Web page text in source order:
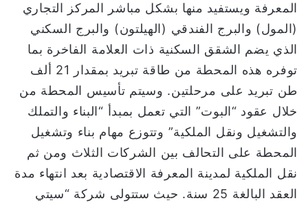
المعرفة ويستفيد منها بشكل مباشر المركز التجاري
(المول) والبرج الفندقي (الهيلتون) والبرج السكني
الذي يضم الشقق السكنية ذات العلامة الفاخرة بما
توفره هذه المحطة من طاقة تبريد بمقدار 21 ألف
طن تبريد على مرحلتين. وسيتم تأسيس المحطة من
خلال عقود “البوت” التي تعمل بمبدأ “البناء والتملك
والتشغيل ونقل الملكية” وتتوزع مهام بناء وتشغيل
المحطة على التحالف بين الشركات الثلاث ومن ثم
نقل الملكية لمدينة المعرفة الاقتصادية بعد انتهاء مدة
العقد البالغة 25 سنة. حيث ستتولى شركة “سيتي